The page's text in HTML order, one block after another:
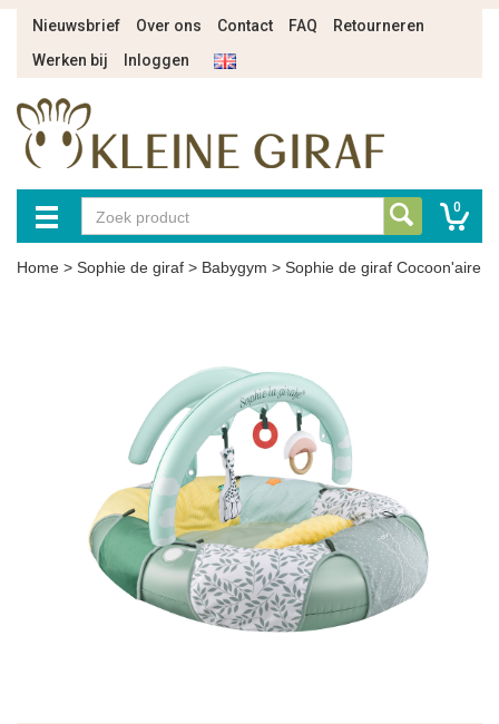
Nieuwsbrief Over ons Contact FAQ
Retourneren
Werken bij
Inloggen
0
Home > Sophie de giraf > Babygym > Sophie de giraf Cocoon'aire